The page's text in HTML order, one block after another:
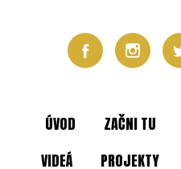
ÚVOD ZAČNI TU
VIDEÁ
PROJEKTY